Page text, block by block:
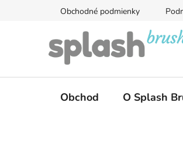
Obchodné podmienky
Obchod O Splash